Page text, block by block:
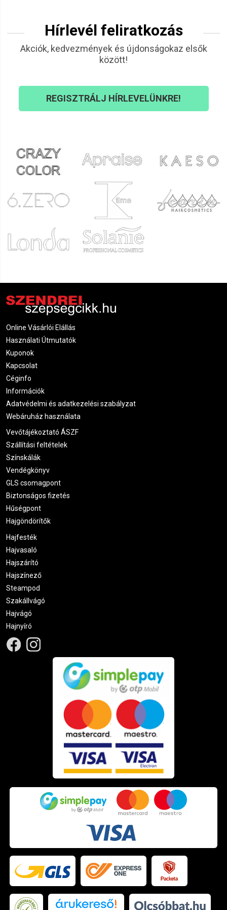
Rácz 2022.01.06. 02:33
Lagysag puha sejmes hatás
András 2021.08.16. 14:46
Páromnak rendeltem,tetszett neki!
Zita 2021.07.29. 12:52
Hírlevél feliratkozás
Akciók, kedvezmények és újdonságokaz elsők
között!
REGISZTRÁLJ HÍRLEVELÜNKRE!
Online Vásárlói Elállás
Használati Útmutatók
Kuponok
Kapcsolat
Céginfo
Információk
Adatvédelmi és adatkezelési szabályzat
Webáruház használata
Vevőtájékoztató ÁSZF
Szállítási feltételek
Színskálák
Vendégkönyv
GLS csomagpont
Biztonságos fizetés
Hűségpont
Hajgöndörítők
Hajfesték
Hajvasaló
Hajszárító
Hajszínező
Steampod
Szakállvágó
Hajvágó
Hajnyíró